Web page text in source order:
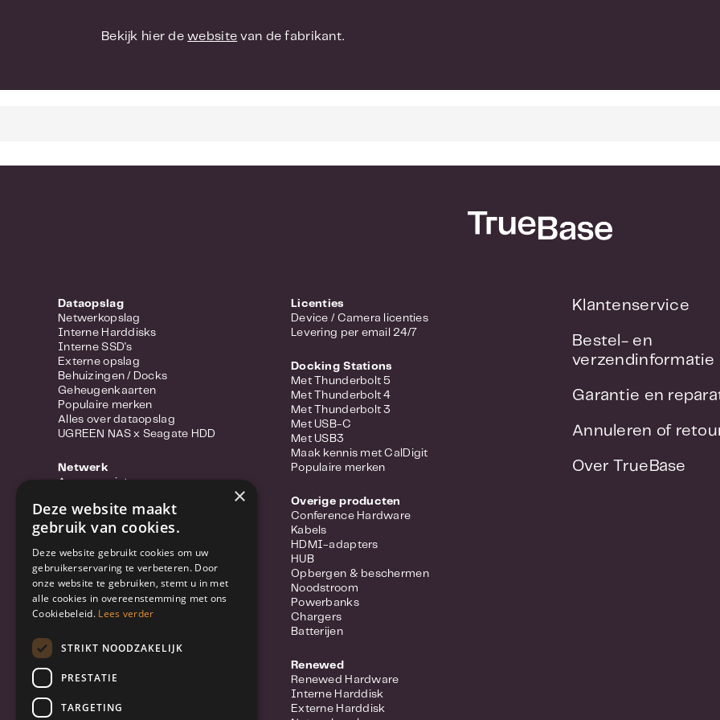
Bekijk hier dewebsite van de fabrikant.
Dataopslag
Netwerkopslag
Interne Harddisks
Interne SSD's
Externe opslag
Behuizingen / Docks
Geheugenkaarten
Populaire merken
Alles over dataopslag
UGREEN NAS x Seagate HDD
Netwerk
Access points
Power-over-ethernet
Range extenders
Converter
Switches
Wifi-adapters
Netwerkkabels
Netwerk accessoires
Beveiliging
Netwerkvideorecorders (NVR)
Licenties
Device / Camera licenties
Levering per email 24/7
Docking Stations
Met Thunderbolt 5
Met Thunderbolt 4
Met Thunderbolt 3
Met USB-C
Met USB3
Maak kennis met CalDigit
Populaire merken
Overige producten
Conference Hardware
Kabels
HDMI-adapters
HUB
Opbergen & beschermen
Noodstroom
Powerbanks
Chargers
Batterijen
Renewed
Renewed Hardware
Interne Harddisk
Externe Harddisk
Klantenservice
Bestel- en
verzendinformatie
Garantie en
Annuleren of
Over TrueBase
×
Deze website maakt
gebruik van cookies.
Deze website gebruikt cookies om uw
gebruikerservaring te verbeteren. Door
onze website te gebruiken, stemt u in met
alle cookies in overeenstemming met ons
Cookiebeleid. Lees verder
STRIKT NOODZAKELIJK
PRESTATIE
TARGETING